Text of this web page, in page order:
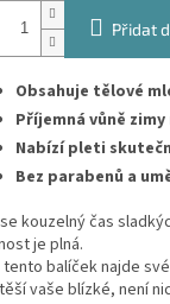
Přidat
Obsahuje tělové
Příjemná vůně zimy
Nabízí pleti
Bez parabenů a
kouzelný čas
je plná.
balíček najde
vaše blízké, není